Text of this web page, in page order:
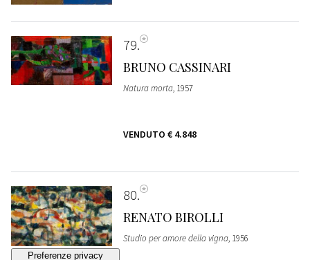
79
BRUNO CASSINARI
Natura morta, 1957
VENDUTO € 4.848
80
RENATO BIROLLI
Studio per amore della vigna, 1956